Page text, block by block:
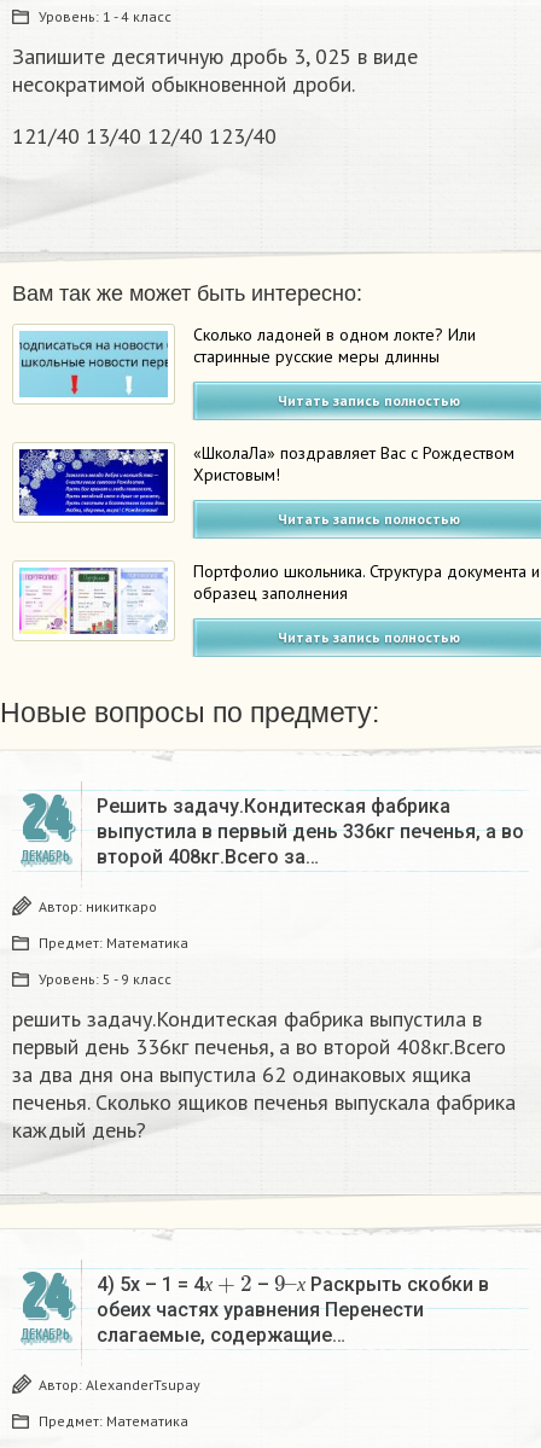
Уровень: 1 - 4 класс
Запишите десятичную дробь 3, 025 в виде
несократимой обыкновенной дроби.
121/40 13/40 12/40 123/40
Вам так же может быть интересно:
Сколько ладоней в одном локте? Или
старинные русские меры длинны
Читать запись полностью
«ШколаЛа» поздравляет Вас с Рождеством
Христовым!
Читать запись полностью
Портфолио школьника. Структура документа и
образец заполнения
Читать запись полностью
Новые вопросы по предмету:
24
ДЕКАБРЬ
Решить задачу.Кондитеская фабрика
выпустила в первый день 336кг печенья, а во
второй 408кг.Всего за…
Автор: никиткаро
Предмет: Математика
Уровень: 5 - 9 класс
решить задачу.Кондитеская фабрика выпустила в
первый день 336кг печенья, а во второй 408кг.Всего
за два дня она выпустила 62 одинаковых ящика
печенья. Сколько ящиков печенья выпускала фабрика
каждый день?
24
ДЕКАБРЬ
4) 5х – 1 = 4х
х+2
– х
9–
х
Раскрыть скобки в
обеих частях уравнения Перенести
слагаемые, содержащие…
Автор: AlexanderTsupay
Предмет: Математика